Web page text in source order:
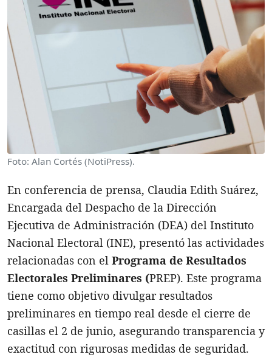
Foto: Alan Cortés (NotiPress).
En conferencia de prensa, Claudia Edith Suárez,
Encargada del Despacho de la Dirección
Ejecutiva de Administración (DEA) del Instituto
Nacional Electoral (INE), presentó las actividades
relacionadas con el Programa de Resultados
Electorales Preliminares (PREP). Este programa
tiene como objetivo divulgar resultados
preliminares en tiempo real desde el cierre de
casillas el 2 de junio, asegurando transparencia y
exactitud con rigurosas medidas de seguridad.